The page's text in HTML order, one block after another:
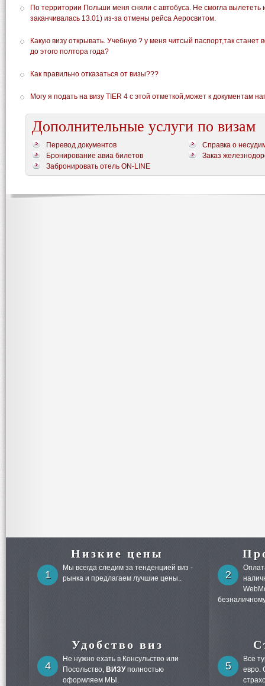
По территории Польши меня сняли с автобуса. Не смогла вылететь
заканчивалась 13.01) из-за отмены рейса Аеросвитом.
Какую визу открывать. Учебную ? у меня читсый паспорт,так станет
до этого полтора года?
Как правильно отказаться от визы???
Могу я подать на визу TIER 4 с этой отметкой,может к документам
Дополнительные услуги по визам
Перевод документов
Справка о
Бронирование авиа билетов
Заказ
Забронировать отель ON-LINE
Низкие цены
1
Мы всегда следим за тенденцией виз -
рынка и предлагаем лучшие цены..
2
Удобство виз
4
Не нужно ехать в Консульство или
Посольство, ВИЗУполностью
оформляем МЫ.
5
Все
евро.